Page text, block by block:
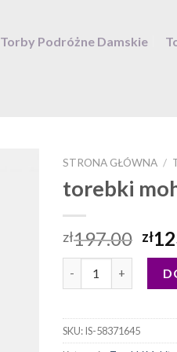
Torby Podróżne Damskie
STRONA GŁÓWNA /
torebki
zł197.00 zł
SKU:IS-58371645